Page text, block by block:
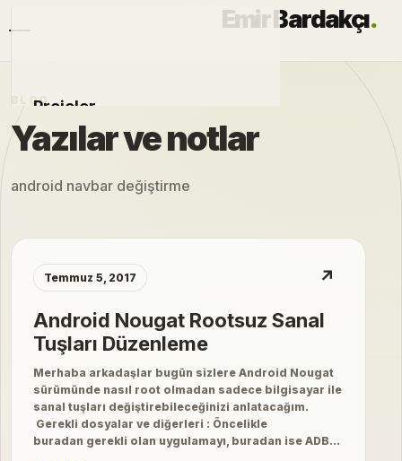
Emir Bardakçı.
Projeler
Otomobiller
Modlar
Hakkımda
Blog
BLOG
Yazılar ve notlar
android navbar değiştirme
Temmuz 5, 2017 ↗
Android Nougat Rootsuz Sanal
Tuşları Düzenleme
Merhaba arkadaşlar bugün sizlere Android Nougat
sürümünde nasıl root olmadan sadece bilgisayar ile
sanal tuşları değiştirebileceğinizi anlatacağım.
Gerekli dosyalar ve diğerleri : Öncelikle
buradan gerekli olan uygulamayı, buradan ise ADB…